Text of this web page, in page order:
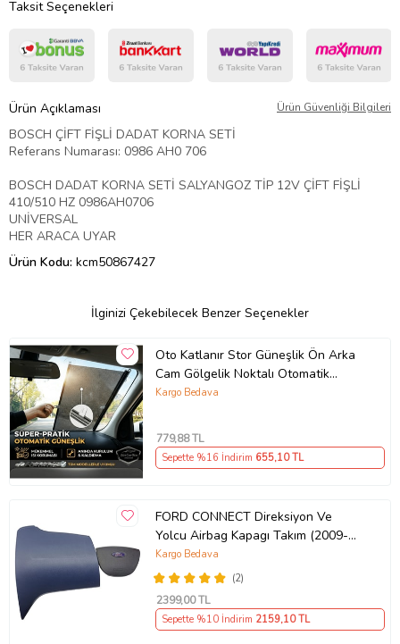
Taksit Seçenekleri
Ürün Açıklaması Ürün Güvenliği Bilgileri
BOSCH ÇİFT FİŞLİ DADAT KORNA SETİ
Referans Numarası: 0986 AH0 706
BOSCH DADAT KORNA SETİ SALYANGOZ TİP 12V ÇİFT FİŞLİ
410/510 HZ 0986AH0706
UNİVERSAL
HER ARACA UYAR
Ürün Kodu: kcm50867427
İlginizi Çekebilecek Benzer Seçenekler
Oto Katlanır Stor Güneşlik Ön Arka
Cam Gölgelik Noktalı Otomatik
Sürgülü Güneş Koruyucu Araba Suv
Kargo Bedava
779,88 TL
Sepette %16 İndirim 655,10 TL
FORD CONNECT Direksiyon Ve
Yolcu Airbag Kapagı Takım (2009-
2014) İthal Üretim
(2)
Kargo Bedava
2399,00 TL
Sepette %10 İndirim 2159,10 TL